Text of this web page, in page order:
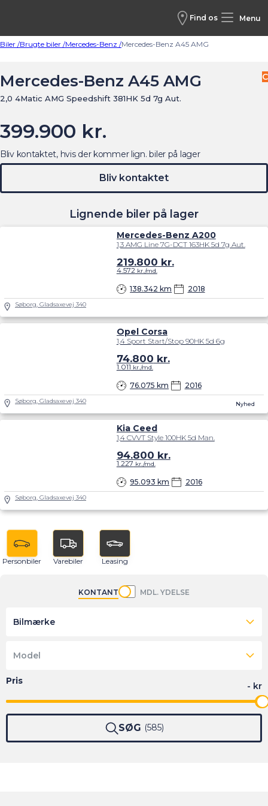
Find os Menu
Biler /Brugte biler /Mercedes-Benz /Mercedes-Benz A45 AMG
Mercedes-Benz A45 AMG
2,0 4Matic AMG Speedshift 381HK 5d 7g Aut.
C
399.900 kr.
Lignende biler på lager
Mercedes-Benz A200
1,3 AMG Line 7G-DCT 163HK 5d 7g Aut.
138.342 km 2018
219.800 kr.
4.572kr./md.
Søborg, Gladsaxevej 340
Nyhed
Opel Corsa
1,4 Sport Start/Stop 90HK 5d 6g
76.075 km 2016
74.800 kr.
1.011 kr./md.
Søborg, Gladsaxevej 340
Kia Ceed
1,4 CVVT Style 100HK 5d Man.
95.093 km 2016
94.800 kr.
1.227 kr./md.
Søborg, Gladsaxevej 340
Bliv kontaktet, hvis der kommer lign. biler på lager
Bliv kontaktet
Personbiler Varebiler Leasing
KONTANT MDL. YDELSE
Bilmærke
Model
SØG 585